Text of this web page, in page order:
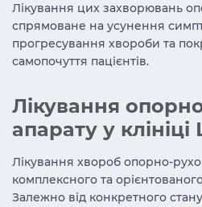
Лікування цих захворювань
спрямоване на усунення
прогресування хвороби та
самопочуття пацієнтів.
Лікування
апарату у
Лікування хвороб опорно-
комплексного та
Залежно від конкретного